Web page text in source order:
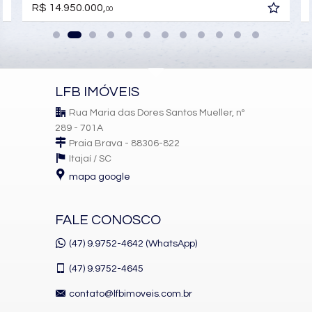
Churrasqueira
Andar Alto
Acabamento em Gesso
Vista Panorâmica
Área de Serviço
Dependência de Empregada
Piscina Privativa
Sacada / Varanda
Sacada com Churrasqueira
Espaço Gourmet
Entrada de Serviço
Características do Empreendimento
R$ 14.950.000,00
LFB IMÓVEIS
Rua Maria das Dores Santos Mueller, nº
289 - 701A
Praia Brava - 88306-822
Itajaí / SC
mapa google
FALE CONOSCO
(47) 9.9752-4642 (WhatsApp)
(47) 9.9752-4645
contato@lfbimoveis.com.br